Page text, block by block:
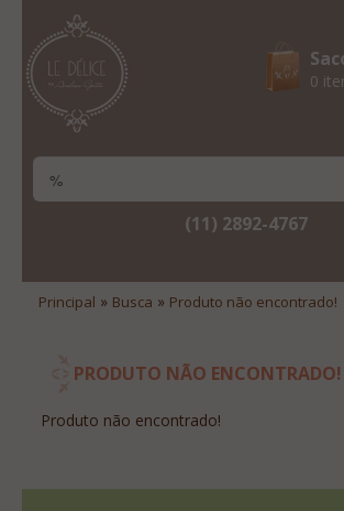
0
Natal & 2017
Lista De Desejos
Minha Conta
Site Institucional
Lista De Desejos
(11) 2892-4767
Principal » Busca » Produto não encontrado!
PRODUTO NÃO ENCONTRADO!
Produto não encontrado!